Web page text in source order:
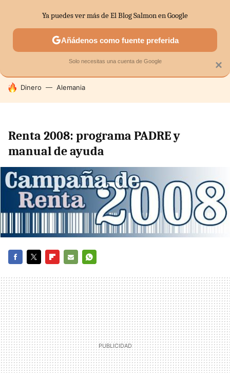
SECTORES ECONOMÍA DOMÉSTICA MERCADOS
HOY SE HABLA DE
Dinero Alemania
Renta 2008: programa PADRE y
manual de ayuda
MAIL
×
Ya puedes ver más de El Blog Salmon en Google
Añádenos como fuente preferida
Solo necesitas una cuenta de Google